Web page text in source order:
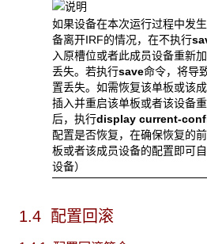
如果设备在本次运行过程中发
备离开IRF的情况，在不执行
入原槽位或者此成员设备重新
丢失。若执行save命令，将导
置丢失。如需恢复该单板或该
插入并重启该单板或者该设备
后，执行display current-
配置是否恢复，在确保恢复的
板或者该成员设备的配置即可
设备）
1.4 配置回滚